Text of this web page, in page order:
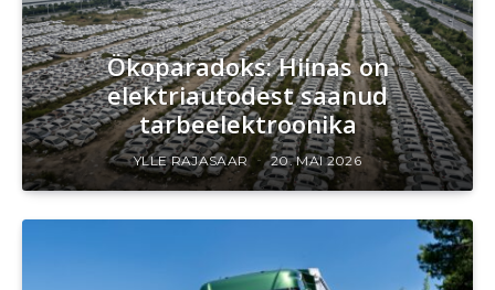
Ökoparadoks: Hiinas on
elektriautodest saanud
tarbeelektroonika
YLLE RAJASAAR 20. MAI 2026